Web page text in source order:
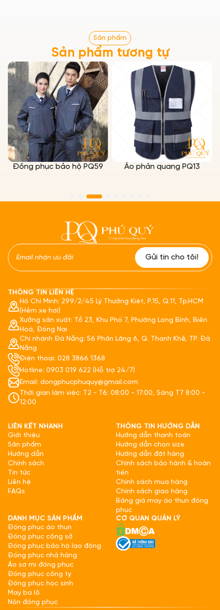
Sản phẩm
Sản phẩm tương tự
Đồng phục bảo hộ PQ59 Áo phản quang PQ13
THÔNG TIN LIÊN HỆ
Hồ Chí Minh: 299/2/45 Lý Thường Kiệt, P.15, Q.11, Tp.HCM
(Hẻm xe hơi)
Xưởng sản xuất: Tổ 23, Khu Phố 7, Phường Long Bình, Biên
Hoà, Đồng Nai
Chi nhánh Đà Nẵng: 56 Phần Lăng 6, Q. Thanh Khê, TP. Đà
Nẵng
Điện thoại: 028 3866 1368
Hotline: 0903 019 622 (Hỗ trợ 24/7)
Email: dongphucphuquy@gmail.com
Thời gian làm việc: T2 - T6: 08:00 - 17:00, Sáng T7 8:00 -
12:00
LIÊN KẾT NHANH
Giới thiệu
Sản phẩm
Hướng dẫn
Chính sách
Tin tức
Liên hệ
FAQs
THÔNG TIN HƯỚNG DẪN
Hướng dẫn thanh toán
Hướng dẫn chọn size
Hướng dẫn đặt hàng
Chính sách bảo hành & hoàn
tiền
Chính sách mua hàng
Chính sách giao hàng
Bảng giá may áo thun đồng
phục
DANH MỤC SẢN PHẨM
Đồng phục áo thun
Đồng phục công sở
Đồng phục bảo hộ lao động
Đồng phục nhà hàng
Áo sơ mi đồng phục
Đồng phục công ty
Đồng phục học sinh
May ba lô
Nón đồng phục
CƠ QUAN QUẢN LÝ